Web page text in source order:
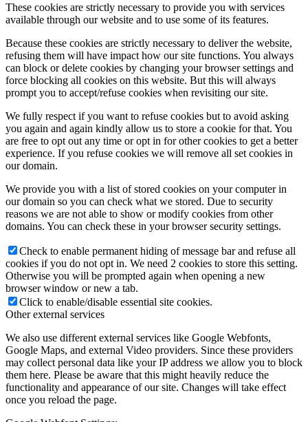
Hírek
Hirdetések
FÉNY ÉS FORRÁS egyházközségünk lapja
Galéria
Keresés
These cookies are strictly necessary to provide you with services
available through our website and to use some of its features.
Because these cookies are strictly necessary to deliver the website,
refusing them will have impact how our site functions. You always
can block or delete cookies by changing your browser settings and
force blocking all cookies on this website. But this will always
prompt you to accept/refuse cookies when revisiting our site.
We fully respect if you want to refuse cookies but to avoid asking
you again and again kindly allow us to store a cookie for that. You
are free to opt out any time or opt in for other cookies to get a better
experience. If you refuse cookies we will remove all set cookies in
our domain.
We provide you with a list of stored cookies on your computer in
our domain so you can check what we stored. Due to security
reasons we are not able to show or modify cookies from other
domains. You can check these in your browser security settings.
Check to enable permanent hiding of message bar and refuse all
cookies if you do not opt in. We need 2 cookies to store this setting.
Otherwise you will be prompted again when opening a new
browser window or new a tab.
Click to enable/disable essential site cookies.
Other external services
We also use different external services like Google Webfonts,
Google Maps, and external Video providers. Since these providers
may collect personal data like your IP address we allow you to block
them here. Please be aware that this might heavily reduce the
functionality and appearance of our site. Changes will take effect
once you reload the page.